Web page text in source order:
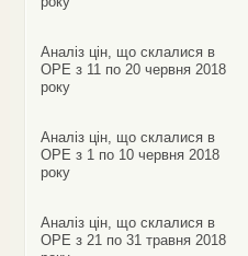
Аналіз цін, що склалися в
ОРЕ з 11 по 20 червня 2018
року
Аналіз цін, що склалися в
ОРЕ з 1 по 10 червня 2018
року
Аналіз цін, що склалися в
ОРЕ з 21 по 31 травня 2018